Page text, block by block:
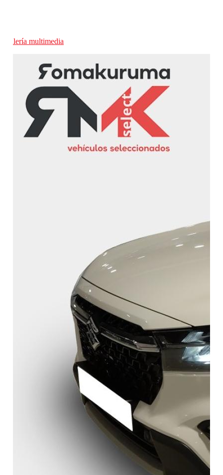
Galería multimedia